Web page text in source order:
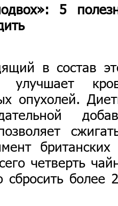
5
в состав
улучшает
опухолей.
четверть
более